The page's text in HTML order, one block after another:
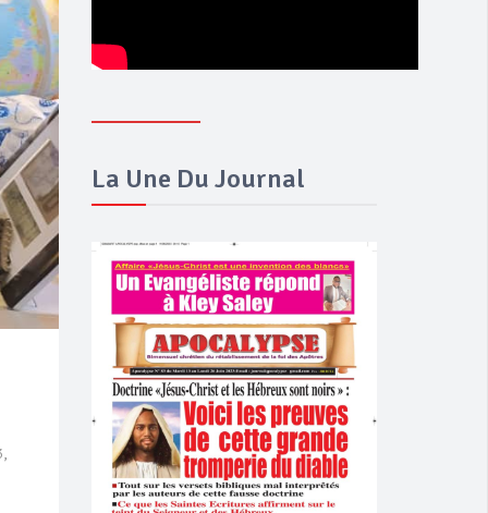
La Une Du Journal